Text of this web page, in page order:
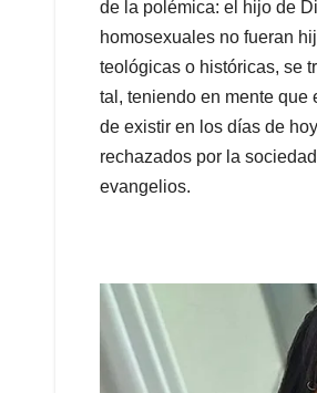
de la polémica: el hijo de
homosexuales no fueran
teológicas o históricas, se
tal, teniendo en mente que
de existir en los días de
rechazados por la
evangelios.